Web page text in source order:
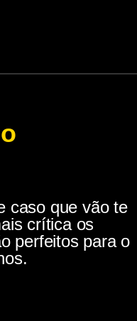
caso que vão te
crítica os
perfeitos para o